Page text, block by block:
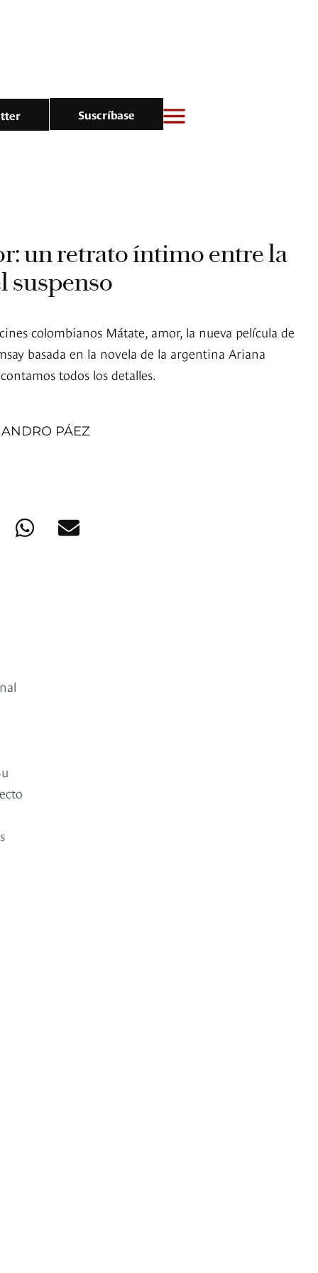
Suscríbase
un retrato íntimo entre la
suspenso
colombianos Mátate, amor, la nueva película de
basada en la novela de la argentina Ariana
todos los detalles.
PÁEZ